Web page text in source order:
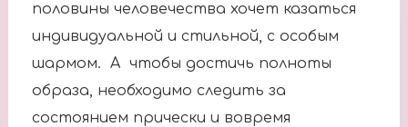
половины человечества хочет казаться
индивидуальной и стильной, с особым
шармом. А чтобы достичь полноты
образа, необходимо следить за
состоянием прически и вовремя